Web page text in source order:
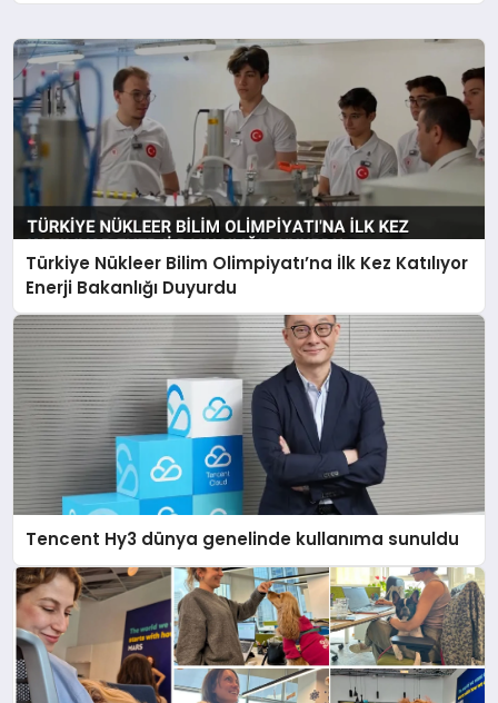
Türkiye Nükleer Bilim Olimpiyatı’na İlk Kez Katılıyor
Enerji Bakanlığı Duyurdu
Tencent Hy3 dünya genelinde kullanıma sunuldu